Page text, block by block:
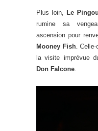
Plus loin, Le
rumine sa
ascension pour
Mooney Fish. Celle-
la visite imprévue
Don Falcone